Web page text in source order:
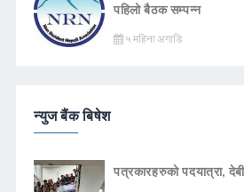
पहिलो बैठक सम्पन्न
५ महिना अगाडि
न्युज बैंक बिषेश
पत्रकारहरुको पदयात्रा,